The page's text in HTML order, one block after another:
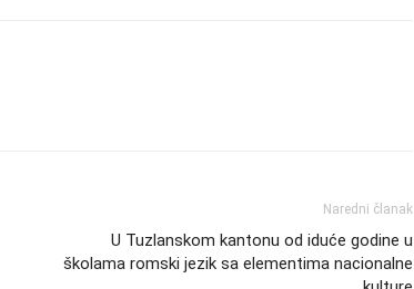
Naredni članak
U Tuzlanskom kantonu od iduće godine u
školama romski jezik sa elementima nacionalne